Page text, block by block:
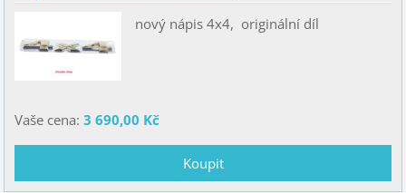
nový nápis 4x4, originální díl
Vaše cena: 3 690,00 Kč